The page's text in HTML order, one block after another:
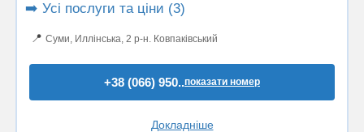
➡️ Усі послуги та ціни (3)
📍 Суми, Иллінська, 2 р-н. Ковпаківський
+38 (066) 950..показати номер
Докладніше